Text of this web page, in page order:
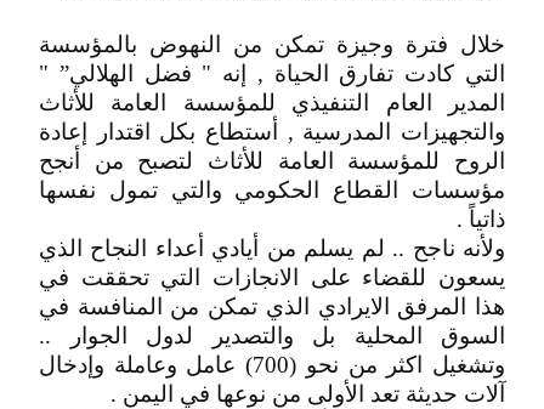
خلال فترة وجيزة تمكن من النهوض بالمؤسسة
التي كادت تفارق الحياة , إنه " فضل الهلالي” "
المدير العام التنفيذي للمؤسسة العامة للأثاث
والتجهيزات المدرسية , أستطاع بكل اقتدار إعادة
الروح للمؤسسة العامة للأثاث لتصبح من أنجح
مؤسسات القطاع الحكومي والتي تمول نفسها
ذاتياً .
ولأنه ناجح .. لم يسلم من أيادي أعداء النجاح الذي
يسعون للقضاء على الانجازات التي تحققت في
هذا المرفق الايرادي الذي تمكن من المنافسة في
السوق المحلية بل والتصدير لدول الجوار ..
وتشغيل اكثر من نحو (700) عامل وعاملة وإدخال
آلات حديثة تعد الأولى من نوعها في اليمن .